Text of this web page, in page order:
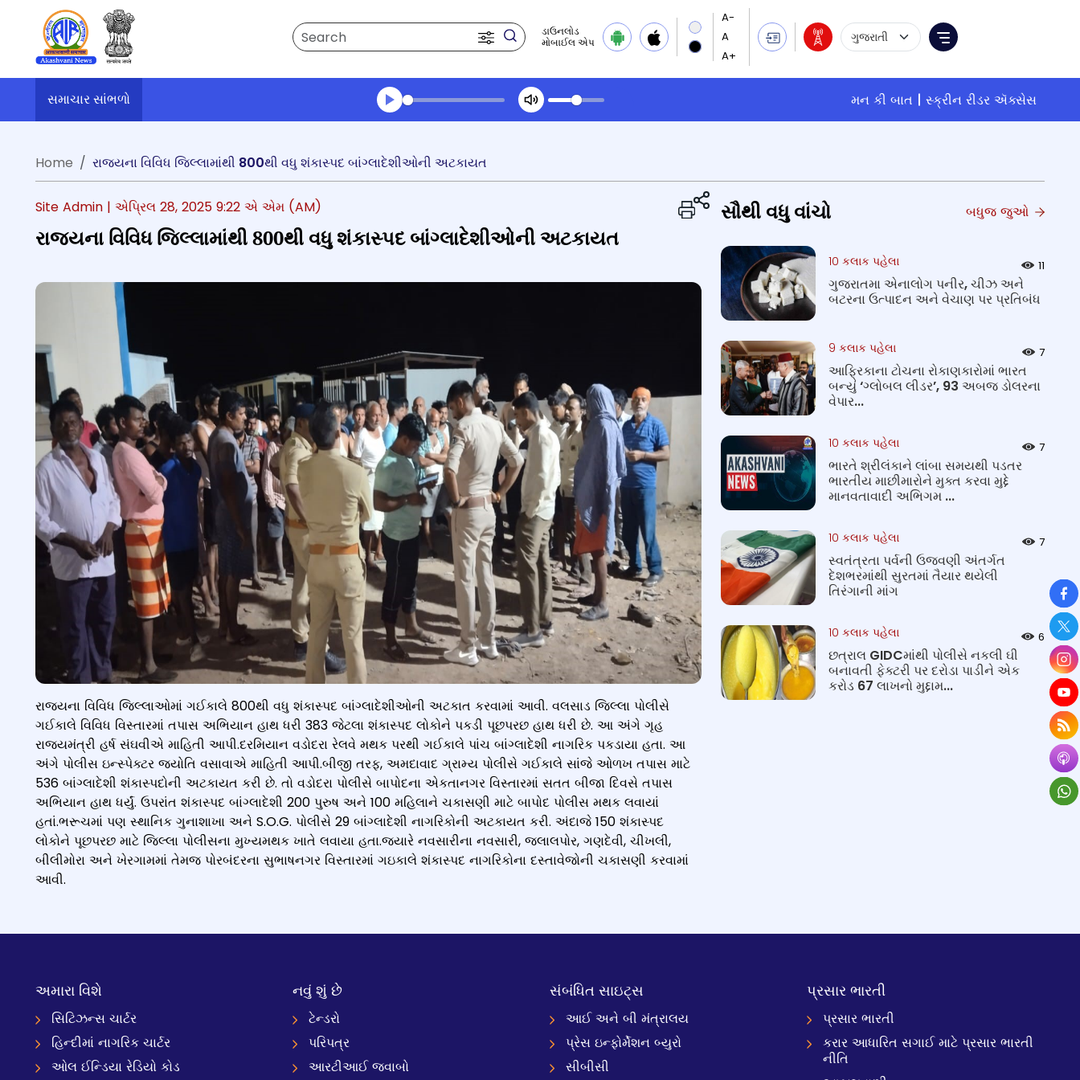
Search
ડાઉનલોડ
મોબાઈલ એપ
Language Selection
Menu
સમાચાર સાંભળો મન કી બાત
સ્ક્રીન રીડર ઍક્સેસ
Transcript summary
Home
રાજ્યના વિવિધ જિલ્લામાંથી 800થી વધુ શંકાસ્પદ બાંગ્લાદેશીઓની અટકાયત
Site Admin | એપ્રિલ 28, 2025 9:22 એ એમ (AM)
રાજ્યના વિવિધ જિલ્લામાંથી 800થી વધુ શંકાસ્પદ બાંગ્લાદેશીઓની અટકાયત
રાજ્યના વિવિધ જિલ્લાઓમાં ગઈકાલે 800થી વધુ શંકાસ્પદ બાંગ્લાદેશીઓની અટકાત કરવામાં આવી. વલસાડ જિલ્લા પોલીસે
ગઈકાલે વિવિધ વિસ્તારમાં તપાસ અભિયાન હાથ ધરી 383 જેટલા શંકાસ્પદ લોકોને પકડી પૂછપરછ હાથ ધરી છે. આ અંગે ગૃહ
રાજ્યમંત્રી હર્ષ સંઘવીએ માહિતી આપી.દરમિયાન વડોદરા રેલવે મથક પરથી ગઈકાલે પાંચ બાંગ્લાદેશી નાગરિક પકડાયા હતા. આ
અંગે પોલીસ ઇન્સ્પેક્ટર જ્યોતિ વસાવાએ માહિતી આપી.બીજી તરફ, અમદાવાદ ગ્રામ્ય પોલીસે ગઈકાલે સાંજે ઓળખ તપાસ માટે
536 બાંગ્લાદેશી શંકાસ્પદોની અટકાયત કરી છે. તો વડોદરા પોલીસે બાપોદના એકતાનગર વિસ્તારમાં સતત બીજા દિવસે તપાસ
અભિયાન હાથ ધર્યું. ઉપરાંત શંકાસ્પદ બાંગ્લાદેશી 200 પુરુષ અને 100 મહિલાને ચકાસણી માટે બાપોદ પોલીસ મથક લવાયાં
હતાં.ભરૂચમાં પણ સ્થાનિક ગુનાશાખા અને S.O.G. પોલીસે 29 બાંગ્લાદેશી નાગરિકોની અટકાયત કરી. અંદાજે 150 શંકાસ્પદ
લોકોને પૂછપરછ માટે જિલ્લા પોલીસના મુખ્યમથક ખાતે લવાયા હતા.જ્યારે નવસારીના નવસારી, જલાલપોર, ગણદેવી, ચીખલી,
બીલીમોરા અને ખેરગામમાં તેમજ પોરબંદરના સુભાષનગર વિસ્તારમાં ગઇકાલે શંકાસ્પદ નાગરિકોના દસ્તાવેજોની ચકાસણી કરવામાં
આવી.
સૌથી વધુ વાંચો બધુજ જુઓ
10 કલાક પહેલા 11
ગુજરાતમા એનાલોગ પનીર, ચીઝ અને
બટરના ઉત્પાદન અને વેચાણ પર પ્રતિબંધ
9 કલાક પહેલા 7
આફ્રિકાના ટોચના રોકાણકારોમાં ભારત
બન્યું ‘ગ્લોબલ લીડર’, 93 અબજ ડોલરના
વેપાર...
10 કલાક પહેલા 7
ભારતે શ્રીલંકાને લાંબા સમયથી પડતર
ભારતીય માછીમારોને મુક્ત કરવા મુદ્દે
માનવતાવાદી અભિગમ ...
10 કલાક પહેલા 7
સ્વતંત્રતા પર્વની ઉજવણી અંતર્ગત
દેશભરમાંથી સુરતમાં તૈયાર થયેલી
તિરંગાની માંગ
10 કલાક પહેલા 6
છત્રાલ GIDCમાંથી પોલીસે નકલી ઘી
બનાવતી ફેક્ટરી પર દરોડા પાડીને એક
કરોડ 67 લાખનો મુદ્દામ...
અમારા વિશે
સિટિઝન્સ ચાર્ટર
હિન્દીમાં નાગરિક ચાર્ટર
ઓલ ઈન્ડિયા રેડિયો કોડ
નવું શું છે
ટેન્ડરો
પરિપત્ર
આરટીઆઈ જવાબો
સંબંધિત સાઇટ્સ
આઈ અને બી મંત્રાલય
પ્રેસ ઇન્ફોર્મેશન બ્યુરો
સીબીસી
પ્રસાર ભારતી
પ્રસાર ભારતી
કરાર આધારિત સગાઈ માટે પ્રસાર ભારતી
નીતિ